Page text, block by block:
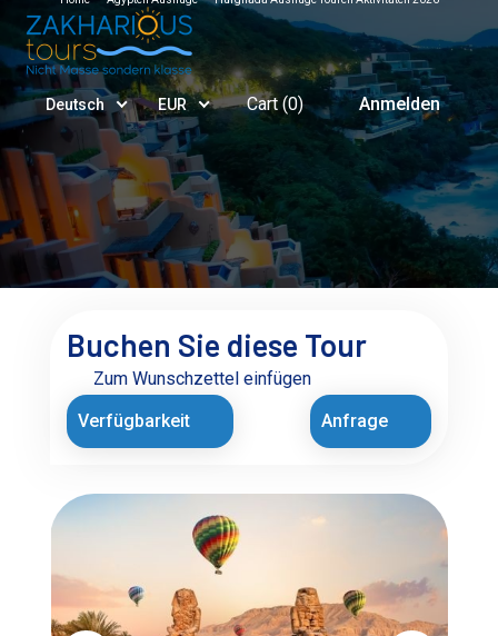
Deutsch EUR Cart (0) Anmelden
Buchen Sie diese Tour
Zum Wunschzettel einfügen
Verfügbarkeit
Anfrage